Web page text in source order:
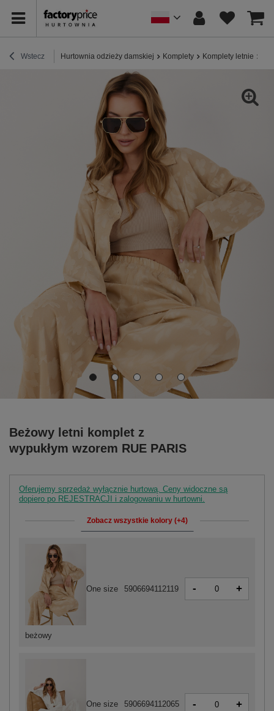
Wstecz Hurtownia odzieży damskiej Komplety Komplety letnie
Beżowy letni komplet z
wypukłym wzorem RUE PARIS
Oferujemy sprzedaż wyłącznie hurtową. Ceny widoczne są
dopiero po REJESTRACJI i zalogowaniu w hurtowni.
Zobacz wszystkie kolory (+4)
One size 5906694112065 - +
beżowy
One size 5906694112119 - +